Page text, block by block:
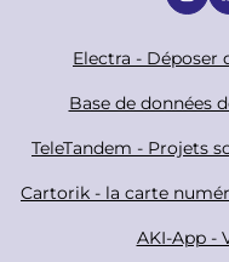
ao
e
Electra - Déposer
Base de données
TeleTandem - Projets
Cartorik - la carte
AKI-App -